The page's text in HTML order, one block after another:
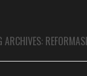
ARCHIVES: REFORMASI